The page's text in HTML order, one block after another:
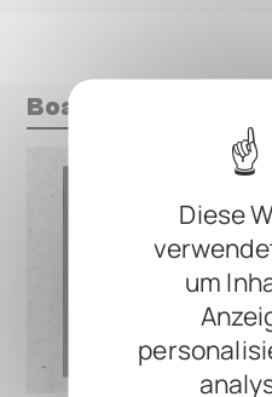
Diese
um
Boards mit diesem